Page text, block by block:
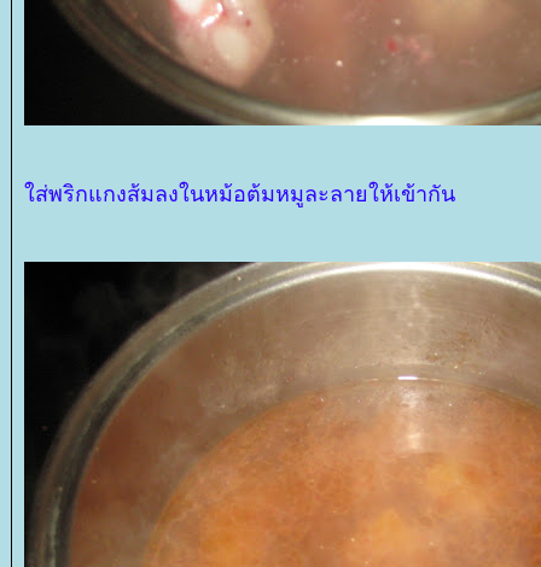
ส่พริกแกงส้มลงในหม้อต้มหมูละลายให้เข้ากัน